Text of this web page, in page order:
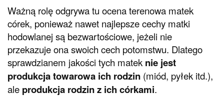
Ważną rolę odgrywa tu ocena terenowa matek
córek, ponieważ nawet najlepsze cechy matki
hodowlanej są bezwartościowe, jeżeli nie
przekazuje ona swoich cech potomstwu. Dlatego
sprawdzianem jakości tych mateknie jest
produkcja towarowa ich rodzin (miód, pyłek itd.),
ale produkcja rodzin z ich córkami.